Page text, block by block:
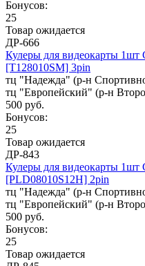
Бонусов:
25
Товар ожидается
ДР-666
Кулеры для видеокарты 1шт
[T128010SM] 3pin
тц "Надежда" (р-н
тц "Европейский" (р-н
500 руб.
Бонусов:
25
Товар ожидается
ДР-843
Кулеры для видеокарты 1шт
[PLD08010S12H] 2pin
тц "Надежда" (р-н
тц "Европейский" (р-н
500 руб.
Бонусов:
25
Товар ожидается